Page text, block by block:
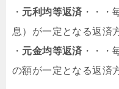
・ 元利均等返済 ・・・
息）が一定となる返済
・ 元金均等返済 ・・・
の額が一定となる返済